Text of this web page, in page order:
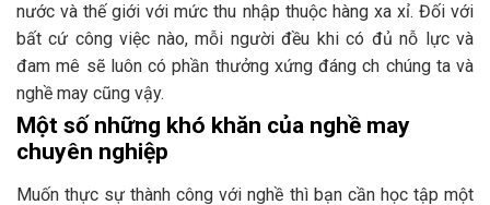
nước và thế giới với mức thu nhập thuộc hàng xa xỉ. Đối với
bất cứ công việc nào, mỗi người đều khi có đủ nỗ lực và
đam mê sẽ luôn có phần thưởng xứng đáng ch chúng ta và
nghề may cũng vậy.
Một số những khó khăn của nghề may
chuyên nghiệp
Muốn thực sự thành công với nghề thì bạn cần học tập một